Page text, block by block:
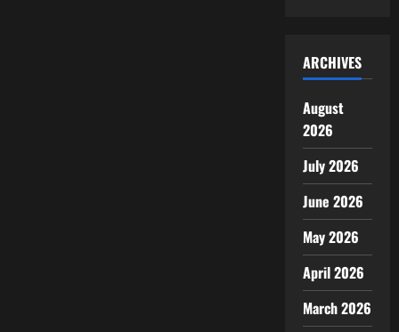
ARCHIVES
August
2026
July 2026
June 2026
May 2026
April 2026
March 2026